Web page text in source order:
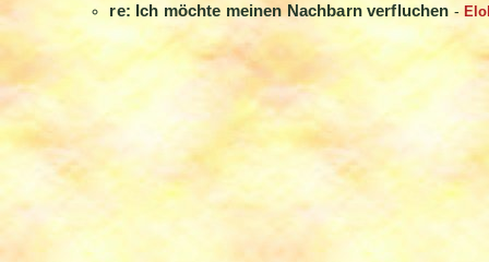
re: Ich möchte meinen Nachbarn verfluchen -